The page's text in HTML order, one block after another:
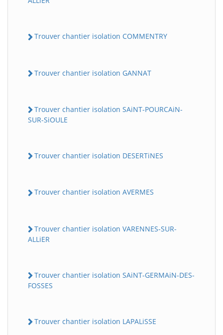
Trouver chantier isolation COMMENTRY
Trouver chantier isolation GANNAT
Trouver chantier isolation SAiNT-POURCAiN-
SUR-SiOULE
Trouver chantier isolation DESERTiNES
Trouver chantier isolation AVERMES
Trouver chantier isolation VARENNES-SUR-
ALLiER
Trouver chantier isolation SAiNT-GERMAiN-DES-
FOSSES
Trouver chantier isolation LAPALiSSE